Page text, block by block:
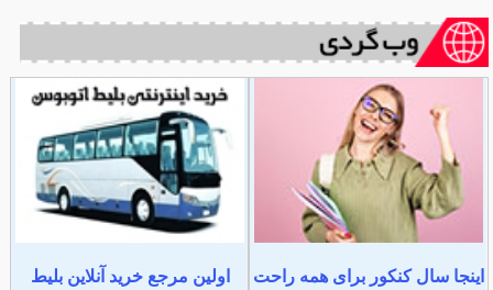
اینجا سال کنکور برای همه راحت
اولین مرجع خرید آنلاین بلیط